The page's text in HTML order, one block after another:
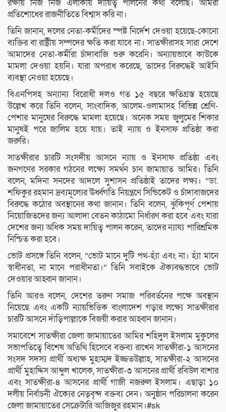
রক্ষায় নিজ নিজ এলাকায় দায়িত্ব পালনের কথা বলেছি। আমরা
প্রতিশোধের রাজনীতিতে বিশ্বাস করি না।
তিনি জানান, দলের নেতা-কর্মীদের স্পষ্ট নির্দেশ দেওয়া হয়েছে-কোনো
ব্যক্তির বা রাষ্ট্রীয় সম্পদের ক্ষতি করা যাবে না। সাতক্ষীরাসহ সারা দেশে
আমাদের নেতা-কর্মীরা চাঁদাবাজি শুরু করেনি। অন্যায়ভাবে কাউকে
মামলা দেওয়া হয়নি। যারা অপরাধ করেছে, তাদের বিরুদ্ধেই আইনি
ব্যবস্থা নেওয়া হয়েছে।
বিএনপিসহ অন্যান্য বিরোধী দলও গত ১৫ বছরে ক্ষতিগ্রস্ত হয়েছে
উল্লেখ করে তিনি বলেন, সাংবাদিক, আলেম-ওলামাসহ বিভিন্ন শ্রেণি-
পেশার মানুষের বিরুদ্ধে মামলা হয়েছে। অনেক সময় জুলুমের শিকার
মানুষই পরে জালিম হয়ে যায়। তাই ন্যায় ও ইনসাফ প্রতিষ্ঠা করা
জরুরি।
সাতক্ষীরার চারটি সংসদীয় আসনে ন্যায় ও ইনসাফ প্রতিষ্ঠা এবং
জনগণের সরকার গঠনের লক্ষ্যে সমর্থন চান জামায়াত আমির। তিনি
বলেন, মদিনা সনদের আদলে সুশাসন প্রতিষ্ঠাই তাদের লক্ষ্য। “ডা.
শফিকুর রহমান দ্রব্যমূল্যের ঊর্ধ্বগতি নিয়ন্ত্রণে সিন্ডিকেট ও চাঁদাবাজদের
বিরুদ্ধে কঠোর অবস্থানের কথা জানান। তিনি বলেন, ঝুঁকিপূর্ণ পেশায়
নিয়োজিতদের জন্য আলাদা বেতন কাঠামো নির্ধারণ করা হবে এবং যারা
দেশের জন্য অধিক সময় দায়িত্ব পালন করেন, তাদের ন্যায্য পারিশ্রমিক
নিশ্চিত করা হবে।
ভোট প্রসঙ্গে তিনি বলেন, “ভোট মানে দুটি পথ-হ্যাঁ এবং না। হ্যাঁ মানে
স্বাধীনতা, না মানে পরাধীনতা।” তিনি সবাইকে ঐক্যবদ্ধভাবে ভোট
দেওয়ার আহ্বান জানান।
তিনি আরও বলেন, দেশের তরুণ সমাজ পরিবর্তনের পক্ষে অবস্থান
নিয়েছে এবং একটি ন্যায়ভিত্তিক বাংলাদেশ গড়ার লক্ষ্যে সাতক্ষীরার
চারটি আসনে দাঁড়িপাল্লাকে বিজয়ী করার আহ্বান জানান।
সমাবেশে সাতক্ষীরা জেলা জামায়াতের আমির শহিদুল ইসলাম মুকুলের
সভাপতিত্বে বিশেষ অতিথি হিসেবে বক্তব্য রাখেন সাতক্ষীরা-১ আসনের
সংসদ সদস্য প্রার্থী অধ্যক্ষ মুহাম্মদ ইজ্জতউল্লাহ, সাতক্ষীরা-২ আসনের
প্রার্থী মুহাদ্দিস আব্দুল খালেক, সাতক্ষীরা-৩ আসনের প্রার্থী রবিউল বাশার
এবং সাতক্ষীরা-৪ আসনের প্রার্থী গাজী নজরুল ইসলাম। এছাড়া ১০
দলীয় নির্বাচনী ঐক্যের নেতৃবৃন্দ বক্তব্য দেন। অনুষ্ঠান পরিচালনা করেন
জেলা জামায়াতের সেক্রেটারি আজিজুর রহমান।#sk